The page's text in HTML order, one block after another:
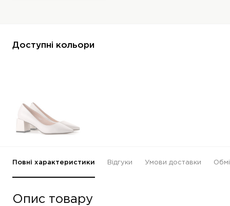
Доступні кольори
Повні характеристики Відгуки Умови доставки
Опис товару